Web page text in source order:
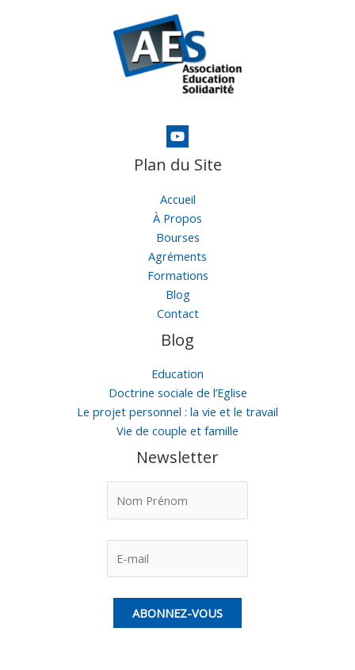
Plan du Site
Accueil
À Propos
Bourses
Agréments
Formations
Blog
Contact
Blog
Education
Doctrine sociale de l’Eglise
Le projet personnel : la vie et le travail
Vie de couple et famille
Newsletter